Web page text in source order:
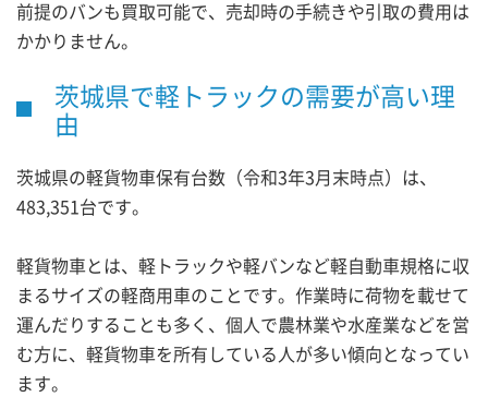
前提のバンも買取可能で、売却時の手続きや引取の費用は
かかりません。
茨城県で軽トラックの需要が高い理
由
茨城県の軽貨物車保有台数（令和3年3月末時点）は、
483,351台です。
軽貨物車とは、軽トラックや軽バンなど軽自動車規格に収
まるサイズの軽商用車のことです。作業時に荷物を載せて
運んだりすることも多く、個人で農林業や水産業などを営
む方に、軽貨物車を所有している人が多い傾向となってい
ます。